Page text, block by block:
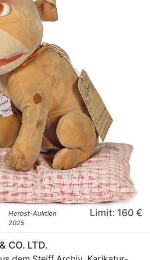
Herbst-Auktion
2025
Limit: 160 €
CO. LTD.